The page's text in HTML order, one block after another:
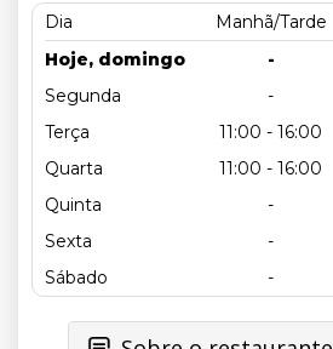
Dia Manhã/Tarde
Hoje, domingo
-
Segunda
-
Terça
11:00 - 16:00
Quarta
11:00 - 16:00
Quinta
-
Sexta
-
Sábado
-